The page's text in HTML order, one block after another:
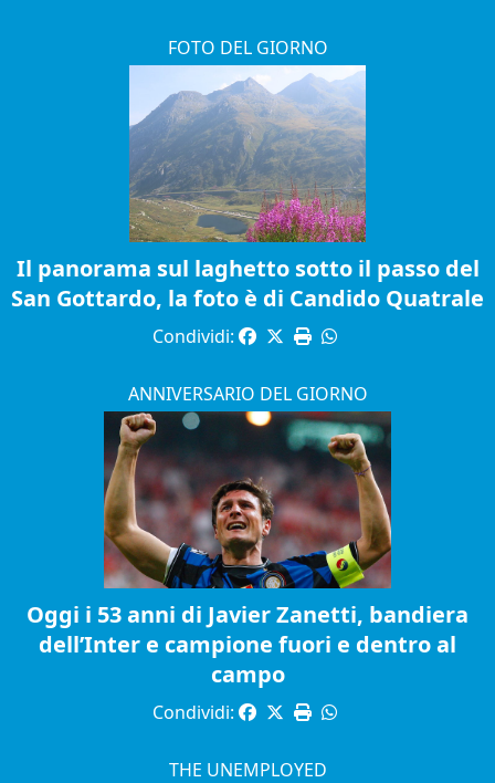
FOTO DEL GIORNO
Il panorama sul laghetto sotto il passo del
San Gottardo, la foto è di Candido Quatrale
Condividi:
ANNIVERSARIO DEL GIORNO
Oggi i 53 anni di Javier Zanetti, bandiera
dell’Inter e campione fuori e dentro al
campo
Condividi:
THE UNEMPLOYED